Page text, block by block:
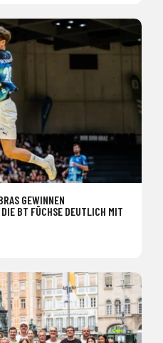
GEWINNEN
BT FÜCHSE DEUTLICH MIT